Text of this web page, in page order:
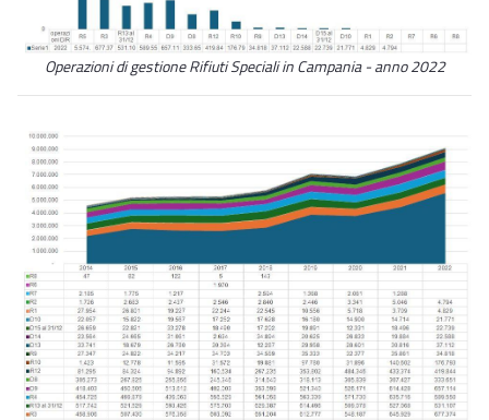
Operazioni di gestione Rifiuti Speciali in Campania - anno 2022